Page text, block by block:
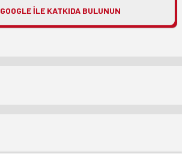
GOOGLE ILE KATKIDA BULUNUN